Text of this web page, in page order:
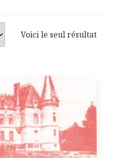
Voici le seul résultat